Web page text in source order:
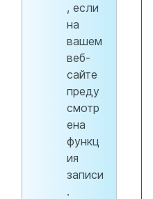
, если
на
вашем
веб-
сайте
преду
смотр
ена
функц
ия
записи
.